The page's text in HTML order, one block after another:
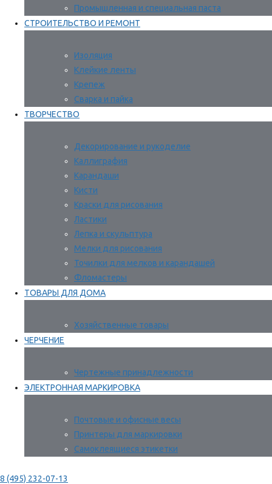
Промышленная и специальная паста
СТРОИТЕЛЬСТВО И РЕМОНТ
Изоляция
Клейкие ленты
Крепеж
Сварка и пайка
ТВОРЧЕСТВО
Декорирование и рукоделие
Каллиграфия
Карандаши
Кисти
Краски для рисования
Ластики
Лепка и скульптура
Мелки для рисования
Точилки для мелков и карандашей
Фломастеры
ТОВАРЫ ДЛЯ ДОМА
Хозяйственные товары
ЧЕРЧЕНИЕ
Чертежные принадлежности
ЭЛЕКТРОННАЯ МАРКИРОВКА
Почтовые и офисные весы
Принтеры для маркировки
Самоклеящиеся этикетки
8 (495) 232-07-13